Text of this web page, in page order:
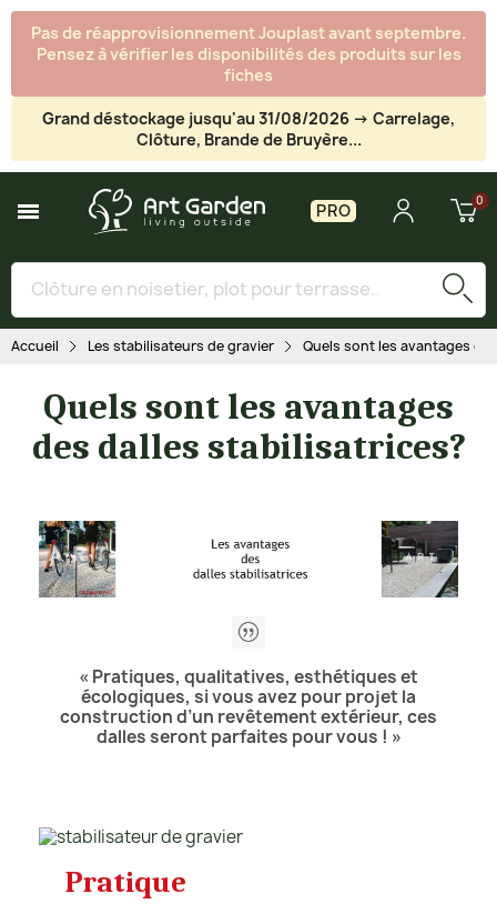
Pas de réapprovisionnement Jouplast avant septembre.
Pensez à vérifier les disponibilités des produits sur les
fiches
Grand déstockage jusqu'au 31/08/2026 -> Carrelage,
Clôture, Brande de Bruyère...
PRO
Accueil Les stabilisateurs de gravier Quels sont les avantages
Quels sont les avantages
des dalles stabilisatrices?
« Pratiques, qualitatives, esthétiques et
écologiques, si vous avez pour projet la
construction d’un revêtement extérieur, ces
dalles seront parfaites pour vous ! »
Pratique